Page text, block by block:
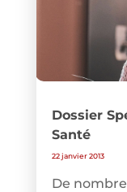
Dossier
Santé
22 janvier 2013
De